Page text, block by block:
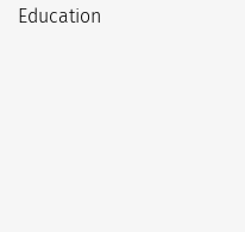
Education